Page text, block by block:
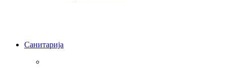
Санитарија